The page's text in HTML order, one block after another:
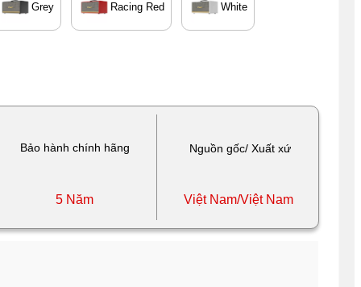
Bảo hành chính hãng Nguồn gốc/ Xuất xứ
5 Năm Việt Nam/Việt Nam
Grey Racing Red White